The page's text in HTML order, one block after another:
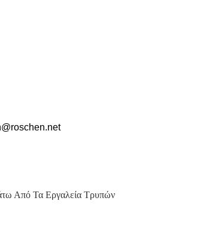
Από Τα Εργαλεία Τρυπών